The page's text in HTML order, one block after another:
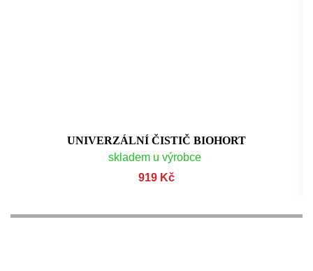
UNIVERZÁLNÍ ČISTIČ BIOHORT
skladem u výrobce
919 Kč